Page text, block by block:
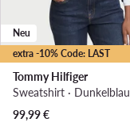
extra -10% Code: LAST
Neu
Tommy Hilfiger
99,99€